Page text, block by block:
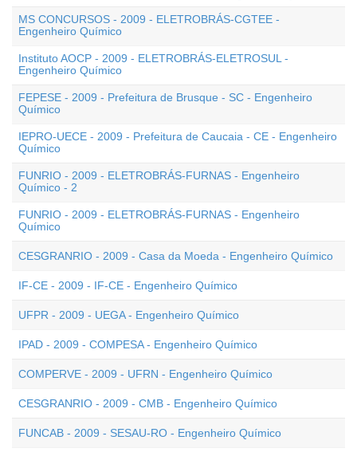
MS CONCURSOS - 2009 - ELETROBRÁS-CGTEE -
Engenheiro Químico
Instituto AOCP - 2009 - ELETROBRÁS-ELETROSUL -
Engenheiro Químico
FEPESE - 2009 - Prefeitura de Brusque - SC - Engenheiro
Químico
IEPRO-UECE - 2009 - Prefeitura de Caucaia - CE - Engenheiro
Químico
FUNRIO - 2009 - ELETROBRÁS-FURNAS - Engenheiro
Químico - 2
FUNRIO - 2009 - ELETROBRÁS-FURNAS - Engenheiro
Químico
CESGRANRIO - 2009 - Casa da Moeda - Engenheiro Químico
IF-CE - 2009 - IF-CE - Engenheiro Químico
UFPR - 2009 - UEGA - Engenheiro Químico
IPAD - 2009 - COMPESA - Engenheiro Químico
COMPERVE - 2009 - UFRN - Engenheiro Químico
CESGRANRIO - 2009 - CMB - Engenheiro Químico
FUNCAB - 2009 - SESAU-RO - Engenheiro Químico